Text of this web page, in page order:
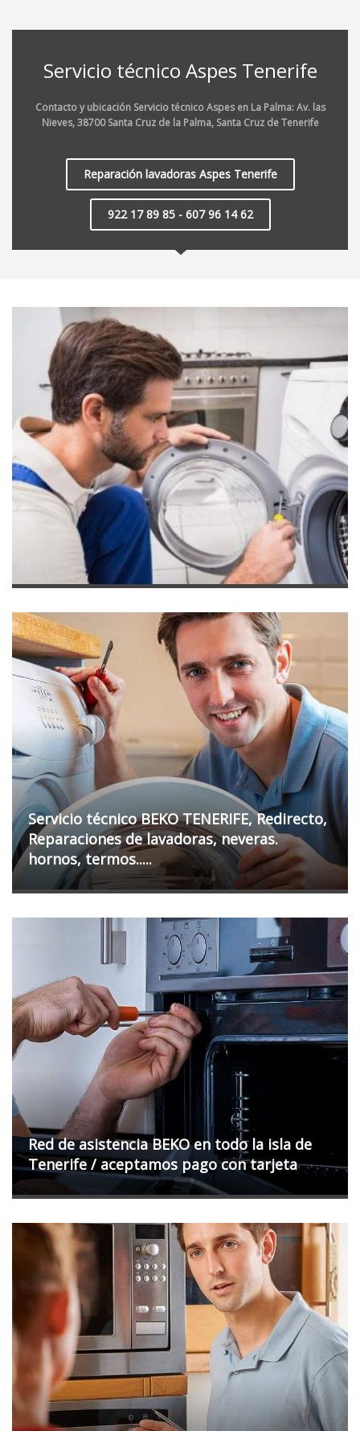
Servicio técnico Aspes Tenerife
Contacto y ubicación Servicio técnico Aspes en La Palma: Av. las
Nieves, 38700 Santa Cruz de la Palma, Santa Cruz de Tenerife
Reparación lavadoras Aspes Tenerife
922 17 89 85 - 607 96 14 62
Servicio técnico BEKO TENERIFE, Redirecto,
Reparaciones de lavadoras, neveras.
hornos, termos.....
Red de asistencia BEKO en todo la isla de
Tenerife / aceptamos pago con tarjeta